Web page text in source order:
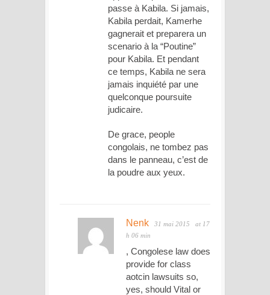
passe à Kabila. Si jamais,
Kabila perdait, Kamerhe
gagnerait et preparera un
scenario à la “Poutine”
pour Kabila. Et pendant
ce temps, Kabila ne sera
jamais inquiété par une
quelconque poursuite
judicaire.
De grace, people
congolais, ne tombez pas
dans le panneau, c’est de
la poudre aux yeux.
Nenk 31 mai 2015
at 17
h 06 min
, Congolese law does
provide for class
aotcin lawsuits so,
yes, should Vital or